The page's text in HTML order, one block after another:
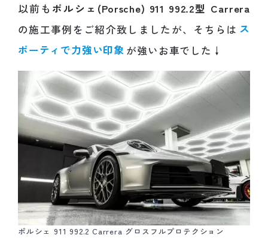
以前も ポルシェ(Porsche) 911 992.2型 Carrera
の施工事例をご紹介致しましたが、そちらは ス
ポーティで力強い印象 が強いお車でした↓
ポルシェ 911 992.2 Carrera グロスフルプロテクション